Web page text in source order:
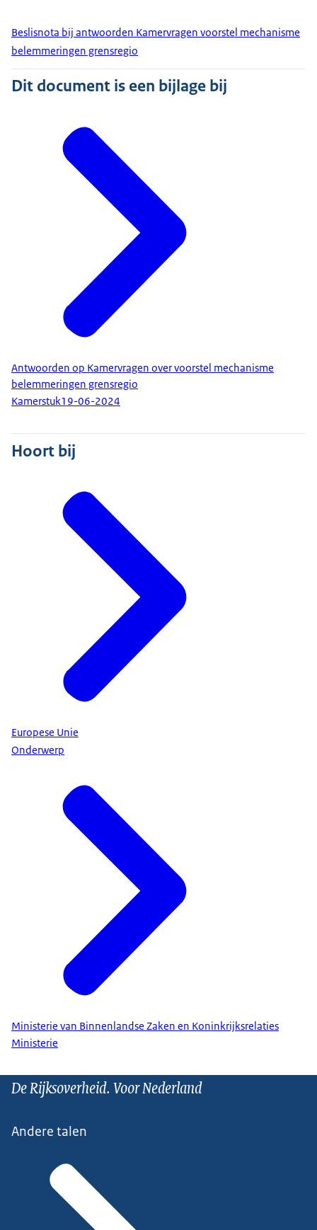
Beslisnota bij antwoorden Kamervragen voorstel mechanisme
belemmeringen grensregio
Dit document is een bijlage bij
Antwoorden op Kamervragen over voorstel mechanisme
belemmeringen grensregio
Kamerstuk19-06-2024
Hoort bij
Europese Unie
Onderwerp
Ministerie van Binnenlandse Zaken en Koninkrijksrelaties
Ministerie
De Rijksoverheid. Voor Nederland
Andere talen